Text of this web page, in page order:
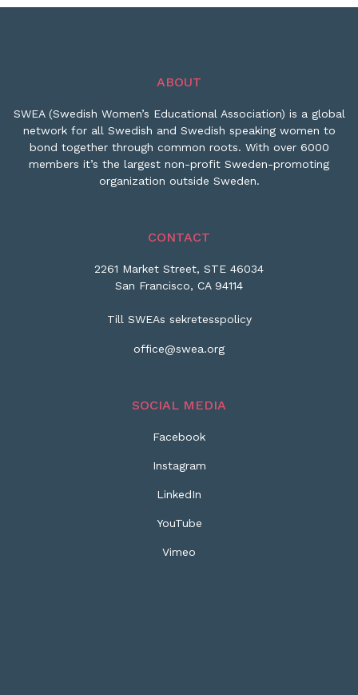
ABOUT
SWEA (Swedish Women’s Educational Association) is a global
network for all Swedish and Swedish speaking women to
bond together through common roots. With over 6000
members it’s the largest non-profit Sweden-promoting
organization outside Sweden.
CONTACT
2261 Market Street, STE 46034
San Francisco, CA 94114
Till SWEAs sekretesspolicy
office@swea.org
SOCIAL MEDIA
Facebook
Instagram
LinkedIn
YouTube
Vimeo